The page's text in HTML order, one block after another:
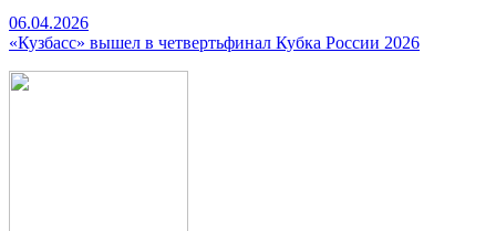
06.04.2026
«Кузбасс» вышел в четвертьфинал Кубка России 2026